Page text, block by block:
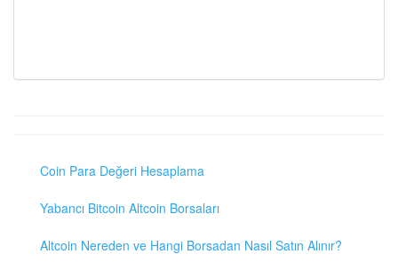
Coin Para Değeri Hesaplama
Yabancı Bitcoin Altcoin Borsaları
Altcoin Nereden ve Hangi Borsadan Nasıl Satın Alınır?